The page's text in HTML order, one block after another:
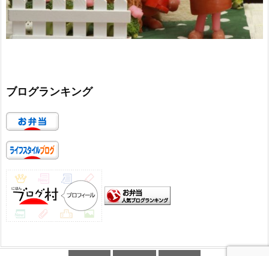
ブログランキング